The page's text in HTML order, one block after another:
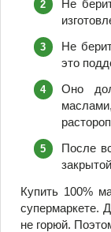
Не
Не
это
Оно
После
Купить 100%
супермаркете.
не горюй.